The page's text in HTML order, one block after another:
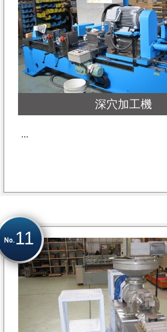
深穴加工機
...
11